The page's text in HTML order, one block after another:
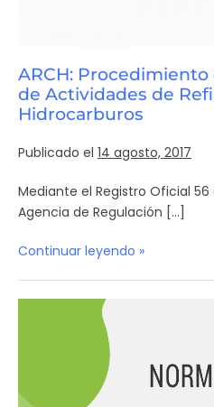
ARCH:
de Actividades de
Hidrocarburos
Publicado el 14 agosto, 2017
Mediante el Registro Oficial 56
Agencia de Regulación […]
Continuar leyendo »